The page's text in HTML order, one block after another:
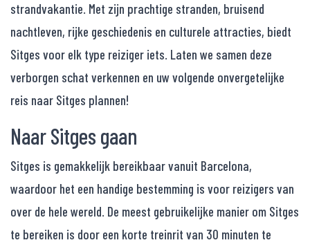
strandvakantie. Met zijn prachtige stranden, bruisend
nachtleven, rijke geschiedenis en culturele attracties, biedt
Sitges voor elk type reiziger iets. Laten we samen deze
verborgen schat verkennen en uw volgende onvergetelijke
reis naar Sitges plannen!
Naar Sitges gaan
Sitges is gemakkelijk bereikbaar vanuit Barcelona,
waardoor het een handige bestemming is voor reizigers van
over de hele wereld. De meest gebruikelijke manier om Sitges
te bereiken is door een korte treinrit van 30 minuten te